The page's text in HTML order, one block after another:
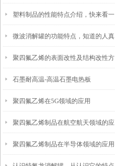
塑料制品的性能特点介绍，快来看一
下吧
微波消解罐的功能特点，知道的人真
的很少！
聚四氟乙烯的表面改性及结构改性方
法
石墨耐高温-高温石墨电热板
聚四氟乙烯在5G领域的应用
聚四氟乙烯制品在航空航天领域的应
用
聚四氟乙烯制品在半导体领域的应用